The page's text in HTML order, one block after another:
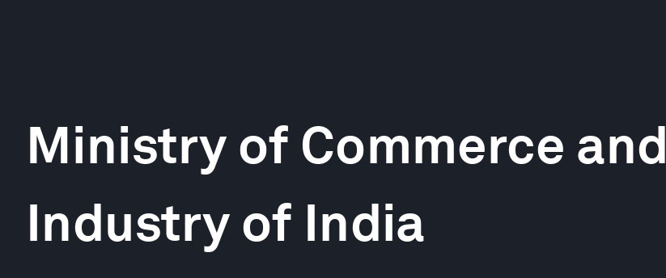
Ministry of Commerce and
Industry of India